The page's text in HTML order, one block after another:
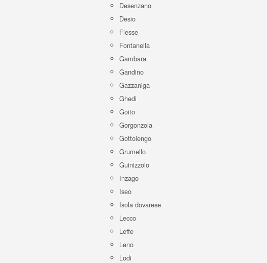
Desenzano
Desio
Fiesse
Fontanella
Gambara
Gandino
Gazzaniga
Ghedi
Goito
Gorgonzola
Gottolengo
Grumello
Guinizzolo
Inzago
Iseo
Isola dovarese
Lecco
Leffe
Leno
Lodi